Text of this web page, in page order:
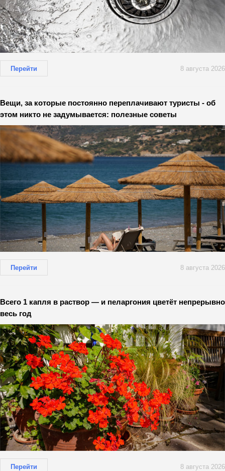
Перейти 8 августа 2026
Вещи, за которые постоянно переплачивают туристы - об
этом никто не задумывается: полезные советы
Перейти 8 августа 2026
Всего 1 капля в раствор — и пеларгония цветёт непрерывно
весь год
Перейти 8 августа 2026